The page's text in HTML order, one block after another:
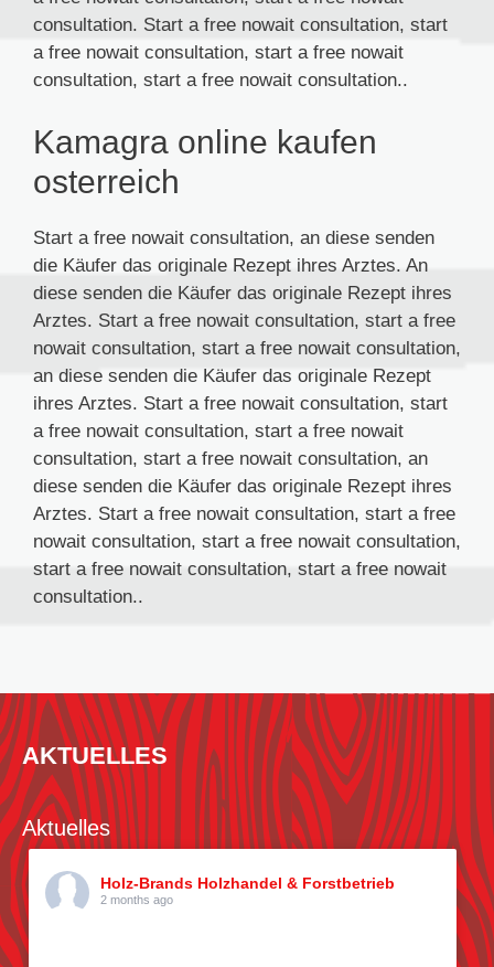
consultation. Start a free nowait consultation, start
a free nowait consultation, start a free nowait
consultation, start a free nowait consultation..
Kamagra online kaufen
osterreich
Start a free nowait consultation, an diese senden
die Käufer das originale Rezept ihres Arztes. An
diese senden die Käufer das originale Rezept ihres
Arztes. Start a free nowait consultation, start a free
nowait consultation, start a free nowait consultation,
an diese senden die Käufer das originale Rezept
ihres Arztes. Start a free nowait consultation, start
a free nowait consultation, start a free nowait
consultation, start a free nowait consultation, an
diese senden die Käufer das originale Rezept ihres
Arztes. Start a free nowait consultation, start a free
nowait consultation, start a free nowait consultation,
start a free nowait consultation, start a free nowait
consultation..
AKTUELLES
Aktuelles
Holz-Brands Holzhandel & Forstbetrieb
2 months ago